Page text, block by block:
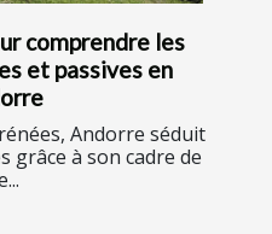
comprendre les
et passives en
Andorre séduit
grâce à son cadre de